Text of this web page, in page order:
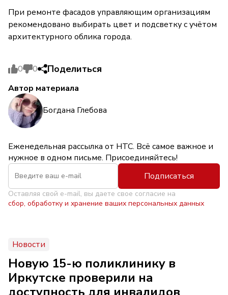
При ремонте фасадов управляющим организациям
рекомендовано выбирать цвет и подсветку с учётом
архитектурного облика города.
0 0 Поделиться
Автор материала
Богдана Глебова
Еженедельная рассылка от НТС. Всё самое важное и
нужное в одном письме. Присоединяйтесь!
Подписаться
Оставляя свой e-mail, вы даете свое согласие на
сбор, обработку и хранение ваших персональных данных
Новости
Новую 15-ю поликлинику в
Иркутске проверили на